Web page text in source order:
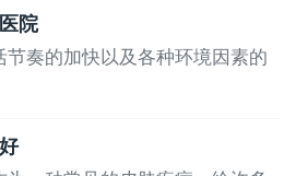
院
奏的加快以及各种环境因素的